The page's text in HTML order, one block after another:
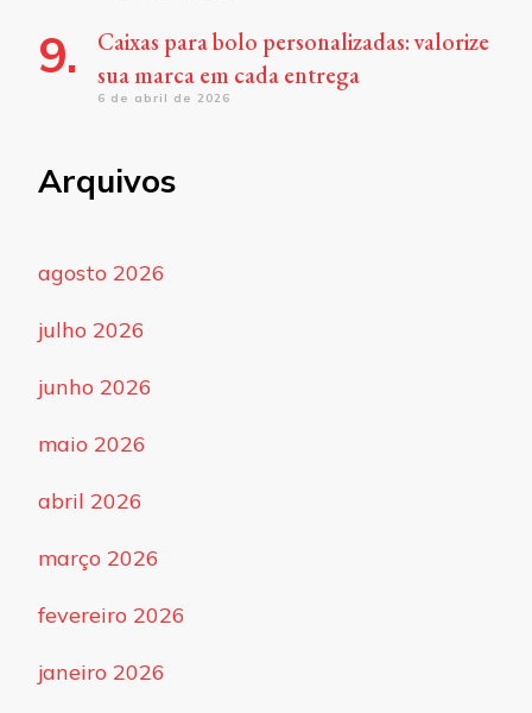
Caixas para bolo personalizadas: valorize
sua marca em cada entrega
6 de abril de 2026
Arquivos
agosto 2026
julho 2026
junho 2026
maio 2026
abril 2026
março 2026
fevereiro 2026
janeiro 2026